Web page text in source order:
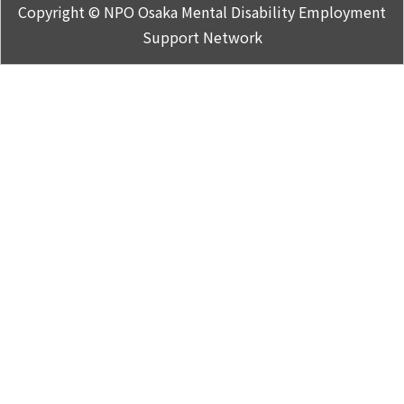
Copyright © NPO Osaka Mental Disability Employment
Support Network